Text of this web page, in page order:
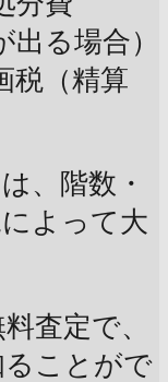
る場合）
税（精算
、階数・
よって大
査定で、
ことがで